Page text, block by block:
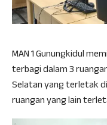
MAN 1 Gunungkidul
terbagi dalam 3
Selatan yang terletak
ruangan yang lain